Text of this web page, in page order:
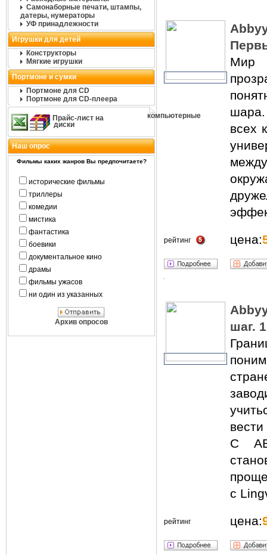
Самонаборные печати, штампы,
датеры, нумераторы
УФ принадлежности
Игрушки для детей
Конструкторы
Мягкие игрушки
Портмоне и сумки
Портмоне для CD
Портмоне для CD-плеера
Прайс-лист на
компьютерные
диски
Наш опрос
Фильмы каких жанров Вы предпочитаете?
исторические фильмы
триллеры
комедии
мистика
фантастика
боевики
документальное кино
драмы
фильмы ужасов
ни один из указанных
Архив опросов
Мир
всех
рейтинг цена:
шаг.
С
с
рейтинг цена: